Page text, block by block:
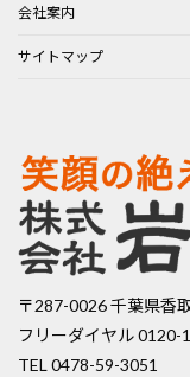
会社案内
サイトマップ
〒287-0026 千葉県香
フリーダイヤル 0120-
TEL 0478-59-3051